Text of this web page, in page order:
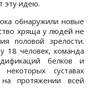
эту идею.
обнаружили новые
хряща у людей не
половой зрелости.
18 человек, команда
белков и
суставах
протяжении всей